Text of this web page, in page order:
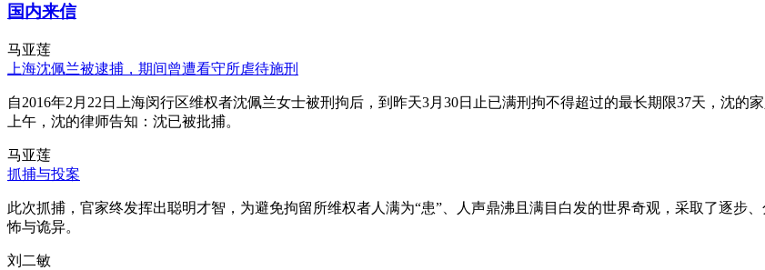
国内来信
马亚莲
上海沈佩兰被逮捕，期间曾遭看守所虐待施刑
自2016年2月22日上海闵行区维权者沈佩兰女士被刑拘后，到昨天3月30日止已满刑拘不得超过的最长期限37天，沈的
上午，沈的律师告知：沈已被批捕。
马亚莲
抓捕与投案
此次抓捕，官家终发挥出聪明才智，为避免拘留所维权者人满为“患”、人声鼎沸且满目白发的世界奇观，采取了逐步
怖与诡异。
刘二敏